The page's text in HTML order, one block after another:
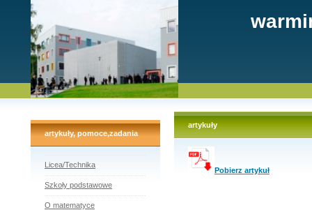
artykuły, pomoce,zadania
Licea/Technika
Szkoły podstawowe
O matematyce
artykuły
Pobierz artykuł